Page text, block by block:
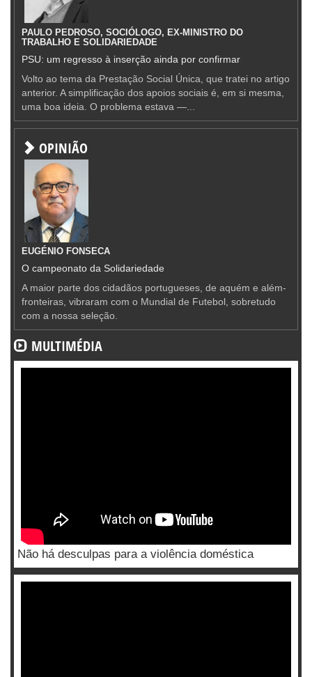
PAULO PEDROSO, SOCIÓLOGO, EX-MINISTRO DO
TRABALHO E SOLIDARIEDADE
PSU: um regresso à inserção ainda por confirmar
Volto ao tema da Prestação Social Única, que tratei no artigo
anterior. A simplificação dos apoios sociais é, em si mesma,
uma boa ideia. O problema estava —...
OPINIÃO
EUGÉNIO FONSECA
O campeonato da Solidariedade
A maior parte dos cidadãos portugueses, de aquém e além-
fronteiras, vibraram com o Mundial de Futebol, sobretudo
com a nossa seleção.
MULTIMÉDIA
Não há desculpas para a violência doméstica